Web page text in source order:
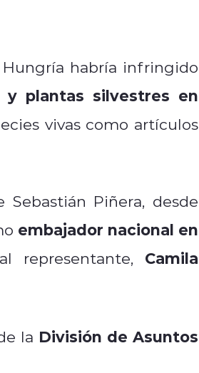
habría infringido
plantas silvestres en
vivas como artículos
Piñera, desde
embajador nacional en
representante, Camila
la División de Asuntos